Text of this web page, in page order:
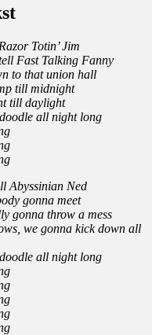
Totin’ Jim
Fast Talking Fanny
to that union hall
till midnight
till daylight
all night long
Abyssinian Ned
gonna meet
gonna throw a mess
we gonna kick down all
all night long